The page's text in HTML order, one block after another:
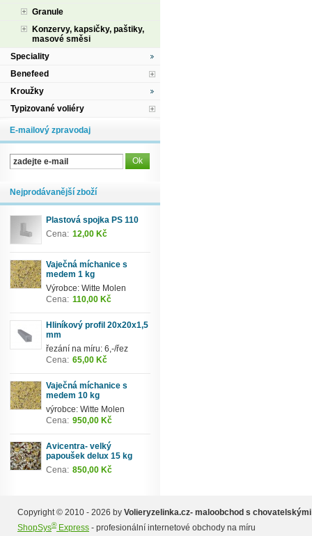
Granule
Konzervy, kapsičky, paštiky,
masové směsi
Speciality
Benefeed
Kroužky
Typizované voliéry
E-mailový zpravodaj
Nejprodávanější zboží
Plastová spojka PS 110
Cena: 12,00 Kč
Vaječná míchanice s
medem 1 kg
Výrobce: Witte Molen
Cena: 110,00 Kč
Hliníkový profil 20x20x1,5
mm
řezání na míru: 6,-/řez
Cena: 65,00 Kč
Vaječná míchanice s
medem 10 kg
výrobce: Witte Molen
Cena: 950,00 Kč
Avicentra- velký
papoušek delux 15 kg
Cena: 850,00 Kč
Copyright © 2010 - 2026 by Volieryzelinka.cz- maloobchod s
ShopSys®Express - profesionální internetové obchody na míru